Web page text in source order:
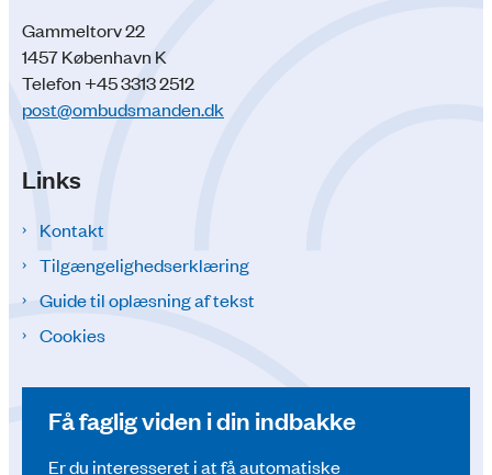
Gammeltorv 22
1457 København K
Telefon +45 3313 2512
post@ombudsmanden.dk
Links
Kontakt
Tilgængelighedserklæring
Guide til oplæsning af tekst
Cookies
Få faglig viden i din indbakke
Er du interesseret i at få automatiske